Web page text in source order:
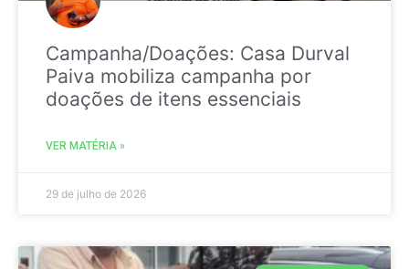
Campanha/Doações: Casa Durval
Paiva mobiliza campanha por
doações de itens essenciais
VER MATÉRIA »
29 de julho de 2026